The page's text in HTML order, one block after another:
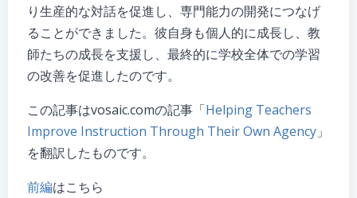
り生産的な対話を促進し、専門能力の開発につなげ
ることができました。彼自身も個人的に成長し、教
師たちの成長を支援し、最終的に学校全体での学習
の改善を促進したのです。
この記事はvosaic.comの記事「Helping Teachers
Improve Instruction Through Their Own Agency 」
を翻訳したものです。
前編はこちら